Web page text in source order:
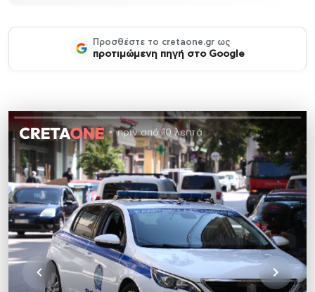
Προσθέστε το cretaone.gr ως
προτιμώμενη πηγή στο Google
πριν από 10 λεπτά